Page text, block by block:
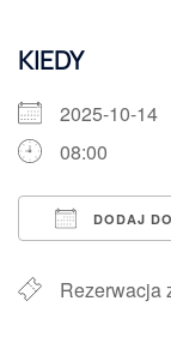
KIEDY
2025-10-14
08:00
DODAJ
Rezerwacja